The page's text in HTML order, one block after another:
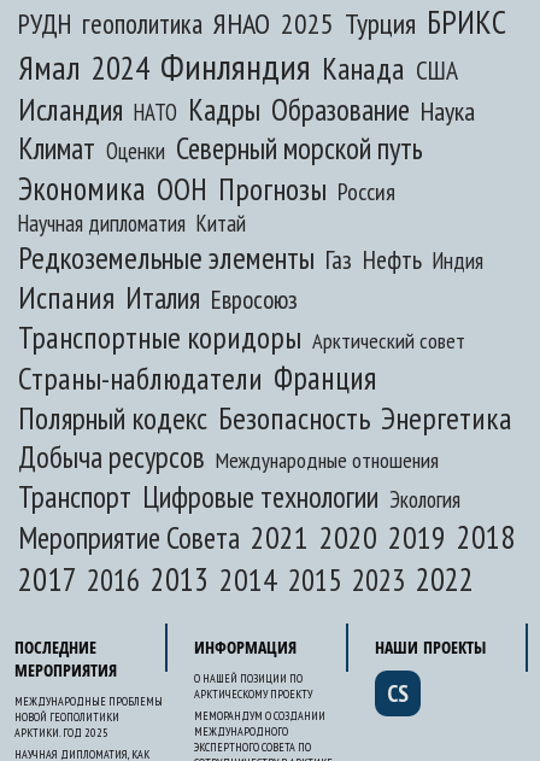
РУДН геополитика ЯНАО 2025 Турция БРИКС
Ямал 2024 Финляндия Канада США
Исландия НАТО Кадры Образование Наука
Климат Оценки Северный морской путь
Экономика ООН Прогнозы Россия
Научная дипломатия Китай
Редкоземельные элементы Газ Нефть Индия
Испания Италия Евросоюз
Транспортные коридоры Арктический совет
Страны-наблюдатели Франция
Полярный кодекс Безопасность Энергетика
Добыча ресурсов Международные отношения
Транспорт Цифровые технологии Экология
Мероприятие Совета 2021 2020 2019 2018
2017 2016 2013 2014 2015 2023 2022
ПОСЛЕДНИЕ
МЕРОПРИЯТИЯ
МЕЖДУНАРОДНЫЕ ПРОБЛЕМЫ
НОВОЙ ГЕОПОЛИТИКИ
АРКТИКИ. ГОД 2025
НАУЧНАЯ ДИПЛОМАТИЯ, КАК
ИНФОРМАЦИЯ
О НАШЕЙ ПОЗИЦИИ ПО
АРКТИЧЕСКОМУ ПРОЕКТУ
МЕМОРАНДУМ О СОЗДАНИИ
МЕЖДУНАРОДНОГО
ЭКСПЕРТНОГО СОВЕТА ПО
НАШИ ПРОЕКТЫ
CS